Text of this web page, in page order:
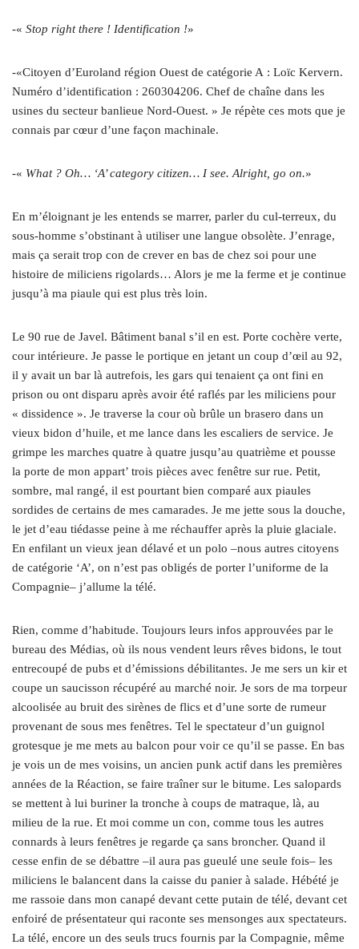
-« Stop right there ! Identification !»
-«Citoyen d’Euroland région Ouest de catégorie A : Loïc Kervern.
Numéro d’identification : 260304206. Chef de chaîne dans les
usines du secteur banlieue Nord-Ouest. » Je répète ces mots que je
connais par cœur d’une façon machinale.
-« What ? Oh… ‘A’ category citizen… I see. Alright, go on.»
En m’éloignant je les entends se marrer, parler du cul-terreux, du
sous-homme s’obstinant à utiliser une langue obsolète. J’enrage,
mais ça serait trop con de crever en bas de chez soi pour une
histoire de miliciens rigolards… Alors je me la ferme et je continue
jusqu’à ma piaule qui est plus très loin.
Le 90 rue de Javel. Bâtiment banal s’il en est. Porte cochère verte,
cour intérieure. Je passe le portique en jetant un coup d’œil au 92,
il y avait un bar là autrefois, les gars qui tenaient ça ont fini en
prison ou ont disparu après avoir été raflés par les miliciens pour
« dissidence ». Je traverse la cour où brûle un brasero dans un
vieux bidon d’huile, et me lance dans les escaliers de service. Je
grimpe les marches quatre à quatre jusqu’au quatrième et pousse
la porte de mon appart’ trois pièces avec fenêtre sur rue. Petit,
sombre, mal rangé, il est pourtant bien comparé aux piaules
sordides de certains de mes camarades. Je me jette sous la douche,
le jet d’eau tiédasse peine à me réchauffer après la pluie glaciale.
En enfilant un vieux jean délavé et un polo –nous autres citoyens
de catégorie ‘A’, on n’est pas obligés de porter l’uniforme de la
Compagnie– j’allume la télé.
Rien, comme d’habitude. Toujours leurs infos approuvées par le
bureau des Médias, où ils nous vendent leurs rêves bidons, le tout
entrecoupé de pubs et d’émissions débilitantes. Je me sers un kir et
coupe un saucisson récupéré au marché noir. Je sors de ma torpeur
alcoolisée au bruit des sirènes de flics et d’une sorte de rumeur
provenant de sous mes fenêtres. Tel le spectateur d’un guignol
grotesque je me mets au balcon pour voir ce qu’il se passe. En bas
je vois un de mes voisins, un ancien punk actif dans les premières
années de la Réaction, se faire traîner sur le bitume. Les salopards
se mettent à lui buriner la tronche à coups de matraque, là, au
milieu de la rue. Et moi comme un con, comme tous les autres
connards à leurs fenêtres je regarde ça sans broncher. Quand il
cesse enfin de se débattre –il aura pas gueulé une seule fois– les
miliciens le balancent dans la caisse du panier à salade. Hébété je
me rassoie dans mon canapé devant cette putain de télé, devant cet
enfoiré de présentateur qui raconte ses mensonges aux spectateurs.
La télé, encore un des seuls trucs fournis par la Compagnie, même